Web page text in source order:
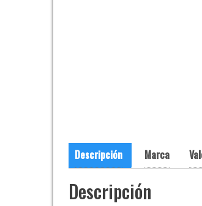
Descripción Marca
Descripción